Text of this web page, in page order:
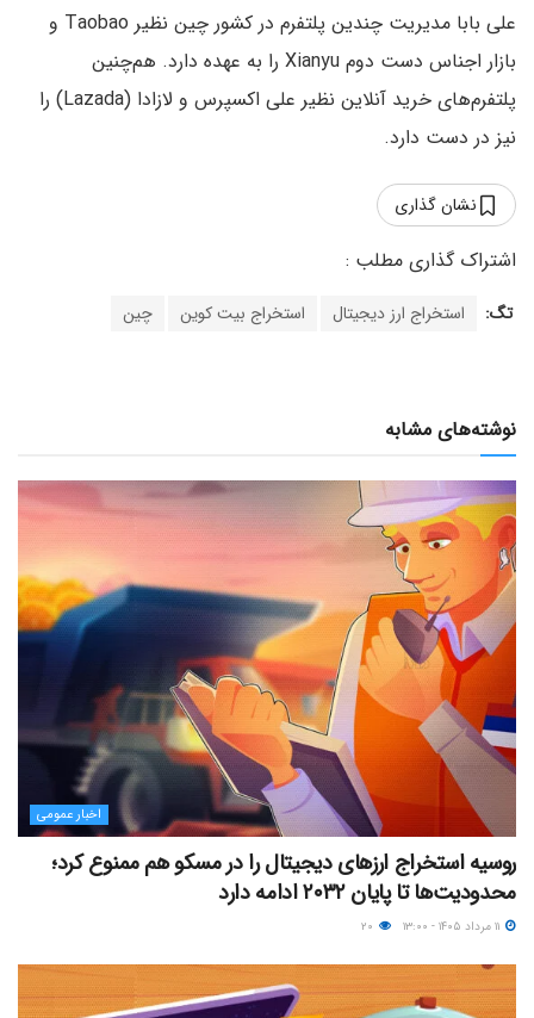
علی بابا مدیریت چندین پلتفرم در کشور چین نظیر Taobao و
بازار اجناس دست دوم Xianyu را به عهده دارد. هم‌چنین
پلتفرم‌های خرید آنلاین نظیر علی اکسپرس و لازادا (Lazada) را
نیز در دست دارد.
نشان گذاری
تگ: استخراج ارز دیجیتال استخراج بیت کوین چین
نوشته‌های مشابه
اخبار عمومی
روسیه استخراج ارزهای دیجیتال را در مسکو هم ممنوع کرد؛
محدودیت‌ها تا پایان ۲۰۳۲ ادامه دارد